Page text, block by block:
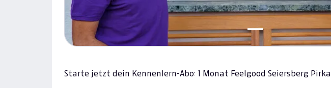
Starte jetzt dein Kennenlern-Abo: 1 Monat Feelgood Seiersberg Pirka.